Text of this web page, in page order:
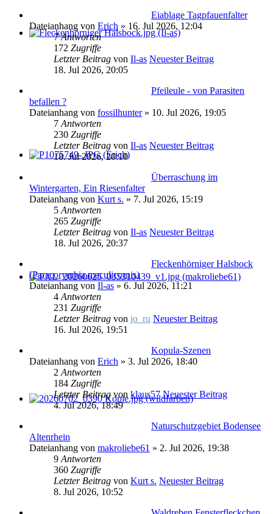
Eiablage Tagpfauenfalter
Dateianhang von Erich » 16. Jul 2026, 12:04
7Antworten
172 Zugriffe
Letzter Beitrag von Il-as Neuester Beitrag
18. Jul 2026, 20:05
Pfeileule - von Parasiten
befallen ?
Dateianhang von fossilhunter» 10. Jul 2026, 19:05
7 Antworten
230 Zugriffe
Letzter Beitrag von Il-as Neuester Beitrag
18. Jul 2026, 20:10
Überraschung im
Wintergarten, Ein Riesenfalter
Dateianhang von Kurt s. » 7. Jul 2026, 15:19
5 Antworten
265 Zugriffe
Letzter Beitrag von Il-as Neuester Beitrag
18. Jul 2026, 20:37
Fleckenhörniger Halsbock
(Paracorymbia maculicornis)
Dateianhang von Il-as » 6. Jul 2026, 11:21
4 Antworten
231 Zugriffe
Letzter Beitrag von jo_ru Neuester Beitrag
16. Jul 2026, 19:51
Kopula-Szenen
Dateianhang von Erich » 3. Jul 2026, 18:40
2 Antworten
184 Zugriffe
Letzter Beitragvon klaus57 Neuester Beitrag
4. Jul 2026, 18:49
Naturschutzgebiet Bodensee
Altenrhein
Dateianhang von makroliebe61 » 2. Jul 2026, 19:38
9 Antworten
360 Zugriffe
Letzter Beitrag von Kurt s. Neuester Beitrag
8. Jul 2026, 10:52